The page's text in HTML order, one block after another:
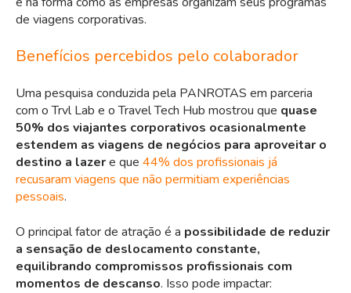
de viagens corporativas.
Benefícios percebidos pelo colaborador
Uma pesquisa conduzida pela PANROTAS em parceria
com o Trvl Lab e o Travel Tech Hub mostrou que quase
50% dos viajantes corporativos ocasionalmente
estendem as viagens de negócios para aproveitar o
destino a lazere que 44% dos profissionais já
recusaram viagens que não permitiam experiências
pessoais.
O principal fator de atração é a possibilidade de reduzir
a sensação de deslocamento constante,
equilibrando compromissos profissionais com
momentos de descanso. Isso pode impactar: